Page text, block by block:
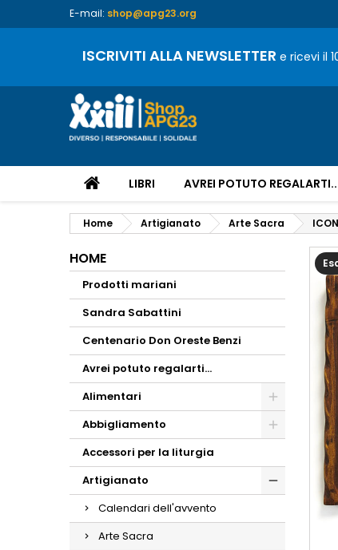
E-mail: shop@apg23.org
ISCRIVITI ALLA NEWSLETTER e ricevi il
LIBRI AVREI POTUTO
Home Artigianato Arte Sacra
HOME
Prodotti mariani
Sandra Sabattini
Centenario Don Oreste Benzi
Avrei potuto regalarti...
Alimentari
Abbigliamento
Accessori per la liturgia
Artigianato
Calendari dell'avvento
Arte Sacra